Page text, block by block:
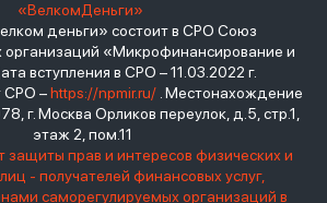
«ВелкомДеньги»
деньги» состоит в СРО Союз
«Микрофинансирование и
вступления в СРО – 11.03.2022 г.
СРО –https://npmir.ru/. Местонахождение
г. Москва Орликов переулок, д.5, стр.1,
этаж 2, пом.11
защиты прав и интересов физических и
- получателей финансовых услуг,
саморегулируемых организаций в